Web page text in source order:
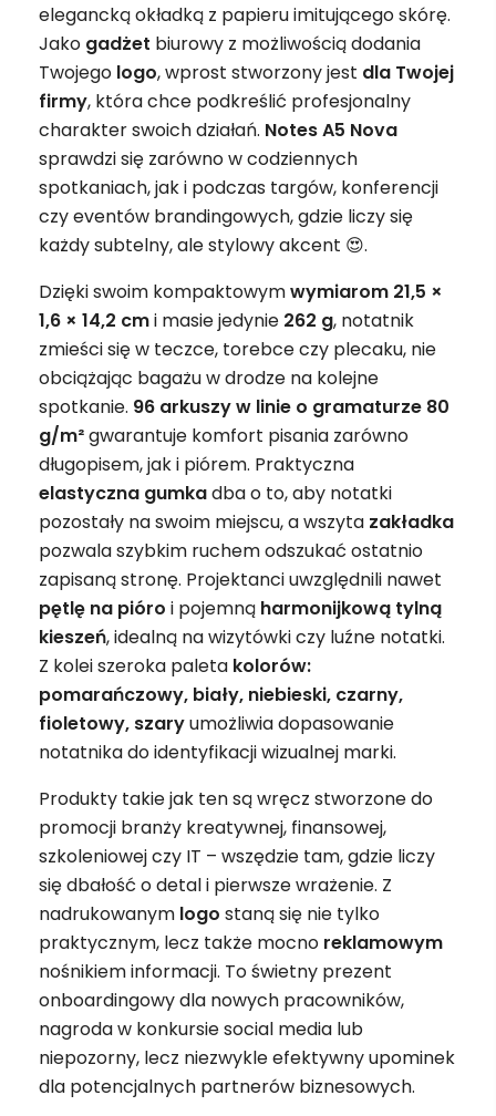
elegancką okładką z papieru imitującego skórę.
Jako gadżet biurowy z możliwością dodania
Twojego logo, wprost stworzony jest dla Twojej
firmy, która chce podkreślić profesjonalny
charakter swoich działań. Notes A5 Nova
sprawdzi się zarówno w codziennych
spotkaniach, jak i podczas targów, konferencji
czy eventów brandingowych, gdzie liczy się
każdy subtelny, ale stylowy akcent 😍.
Dzięki swoim kompaktowymwymiarom 21,5 ×
1,6 × 14,2 cmi masie jedynie 262 g, notatnik
zmieści się w teczce, torebce czy plecaku, nie
obciążając bagażu w drodze na kolejne
spotkanie. 96 arkuszy w linie o gramaturze 80
g/m²gwarantuje komfort pisania zarówno
długopisem, jak i piórem. Praktyczna
elastyczna gumkadba o to, aby notatki
pozostały na swoim miejscu, a wszyta zakładka
pozwala szybkim ruchem odszukać ostatnio
zapisaną stronę. Projektanci uwzględnili nawet
pętlę na pióro i pojemną harmonijkową tylną
kieszeń, idealną na wizytówki czy luźne notatki.
Z kolei szeroka paleta kolorów:
pomarańczowy, biały, niebieski, czarny,
fioletowy, szaryumożliwia dopasowanie
notatnika do identyfikacji wizualnej marki.
Produkty takie jak ten są wręcz stworzone do
promocji branży kreatywnej, finansowej,
szkoleniowej czy IT – wszędzie tam, gdzie liczy
się dbałość o detal i pierwsze wrażenie. Z
nadrukowanym logo staną się nie tylko
praktycznym, lecz także mocno reklamowym
nośnikiem informacji. To świetny prezent
onboardingowy dla nowych pracowników,
nagroda w konkursie social media lub
niepozorny, lecz niezwykle efektywny upominek
dla potencjalnych partnerów biznesowych.